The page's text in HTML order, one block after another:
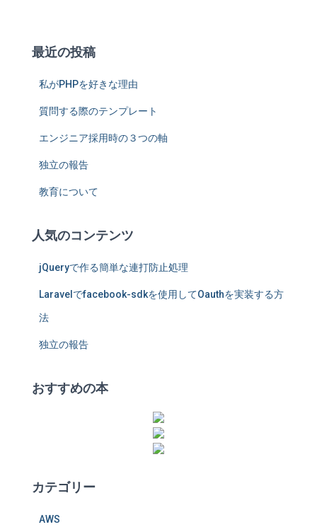
最近の投稿
私がPHPを好きな理由
質問する際のテンプレート
エンジニア採用時の３つの軸
独立の報告
教育について
人気のコンテンツ
jQueryで作る簡単な連打防止処理
Laravelでfacebook-sdkを使用してOauthを実装する方
法
独立の報告
おすすめの本
カテゴリー
AWS